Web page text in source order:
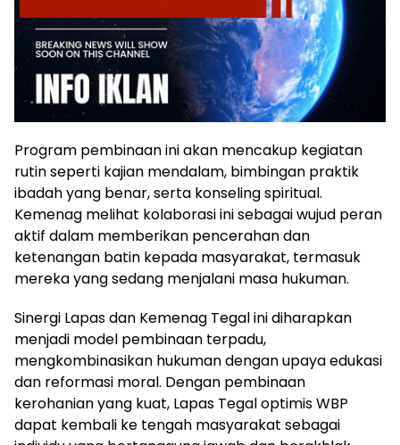
Program pembinaan ini akan mencakup kegiatan
rutin seperti kajian mendalam, bimbingan praktik
ibadah yang benar, serta konseling spiritual.
Kemenag melihat kolaborasi ini sebagai wujud peran
aktif dalam memberikan pencerahan dan
ketenangan batin kepada masyarakat, termasuk
mereka yang sedang menjalani masa hukuman.
Sinergi Lapas dan Kemenag Tegal ini diharapkan
menjadi model pembinaan terpadu,
mengkombinasikan hukuman dengan upaya edukasi
dan reformasi moral. Dengan pembinaan
kerohanian yang kuat, Lapas Tegal optimis WBP
dapat kembali ke tengah masyarakat sebagai